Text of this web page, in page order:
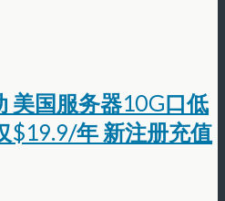
美国服务器10G口低
$19.9/年 新注册充值